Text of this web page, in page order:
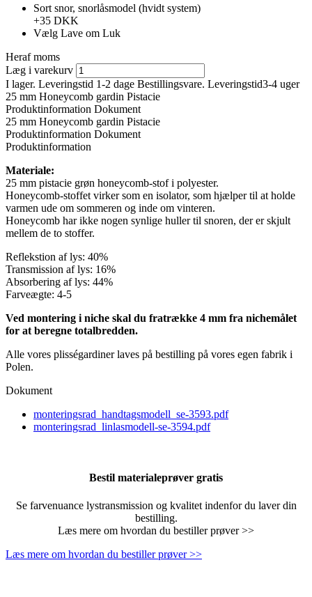
Sort snor, snorlåsmodel (hvidt system)
+35 DKK
Vælg Lave om Luk
Heraf moms
Læg i varekurv
I lager. Leveringstid 1-2 dage Bestillingsvare. Leveringstid3-4 uger
25 mm Honeycomb gardin Pistacie
Produktinformation Dokument
25 mm Honeycomb gardin Pistacie
Produktinformation Dokument
Produktinformation
Materiale:
25 mm pistacie grøn honeycomb-stof i polyester.
Honeycomb-stoffet virker som en isolator, som hjælper til at holde
varmen ude om sommeren og inde om vinteren.
Honeycomb har ikke nogen synlige huller til snoren, der er skjult
mellem de to stoffer.
Reflekstion af lys: 40%
Transmission af lys: 16%
Absorbering af lys: 44%
Farveægte: 4-5
Ved montering i niche skal du fratrække 4 mm fra nichemålet
for at beregne totalbredden.
Alle vores plisségardiner laves på bestilling på vores egen fabrik i
Polen.
Dokument
monteringsrad_handtagsmodell_se-3593.pdf
monteringsrad_linlasmodell-se-3594.pdf
Bestil materialeprøver gratis
Se farvenuance lystransmission og kvalitet indenfor du laver din
bestilling.
Læs mere om hvordan du bestiller prøver >>
Læs mere om hvordan du bestiller prøver >>